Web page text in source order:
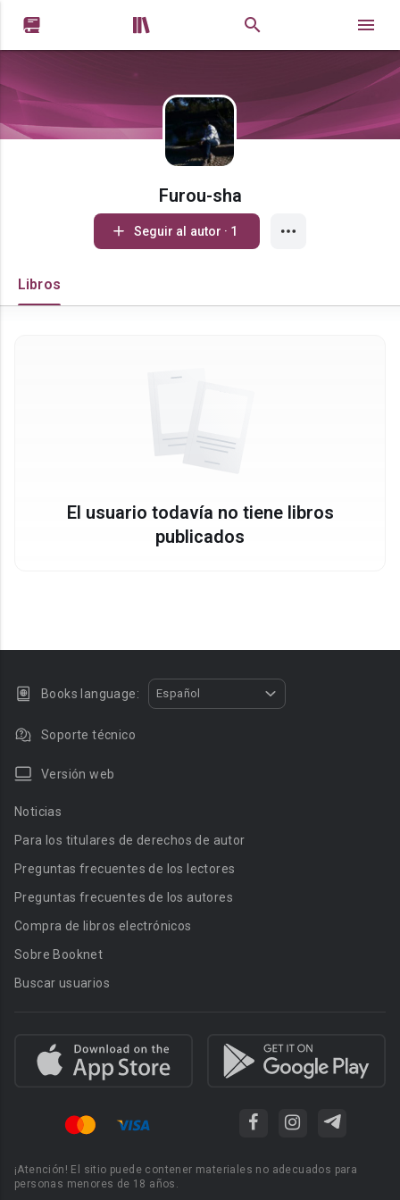
 
Furou-sha
Seguir al autor · 1
Libros
El usuario todavía no tiene libros
publicados
Books language: Español
Soporte técnico
Versión web
Noticias
Para los titulares de derechos de autor
Preguntas frecuentes de los lectores
Preguntas frecuentes de los autores
Compra de libros electrónicos
Sobre Booknet
Buscar usuarios
¡Atención! El sitio puede contener materiales no adecuados para
personas menores de 18 años.